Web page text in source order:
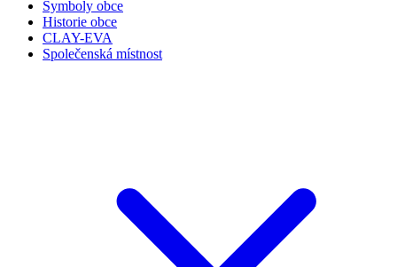
Symboly obce
Historie obce
CLAY-EVA
Společenská místnost